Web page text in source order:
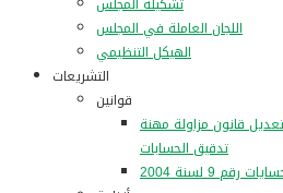
اللجان العاملة في المجلس
الهيكل التنظيمي
التشريعات
قوانين
لسنة 2016- بشان تعديل قانون مزاولة مهنة
تدقيق الحسابات
9 لسنة 2004